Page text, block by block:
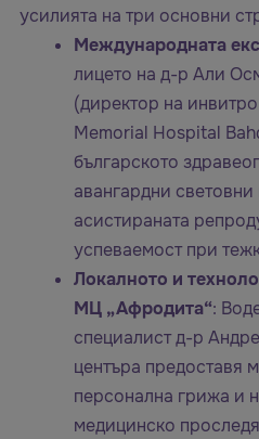
усилията на три основни
Международната
лицето на д-р Али
(директор на
Memorial Hospital
българското
авангардни световни
асистираната
успеваемост при
Локалното и
МЦ „Афродита“:
специалист д-р
центъра предоставя
персонална грижа и
медицинско